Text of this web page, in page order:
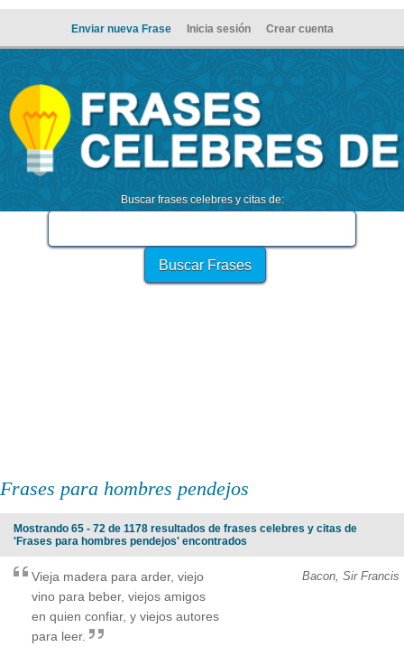
Enviar nueva Frase Inicia sesión Crear cuenta
Buscar frases celebres y citas de:
Frases para hombres pendejos
Mostrando 65 - 72 de 1178 resultados de frases celebres y citas de
'Frases para hombres pendejos' encontrados
Bacon, Sir Francis
Vieja madera para arder, viejo
vino para beber, viejos amigos
en quien confiar, y viejos autores
para leer.